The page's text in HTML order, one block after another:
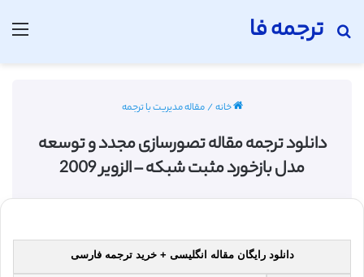
ترجمه فا
جستجو برای
خانه/مقاله مدیریت با ترجمه
دانلود ترجمه مقاله تصورسازی مجدد و توسعه
مدل بازخورد مثبت شبکه – الزویر 2009
دانلود رایگان مقاله انگلیسی + خرید ترجمه فارسی